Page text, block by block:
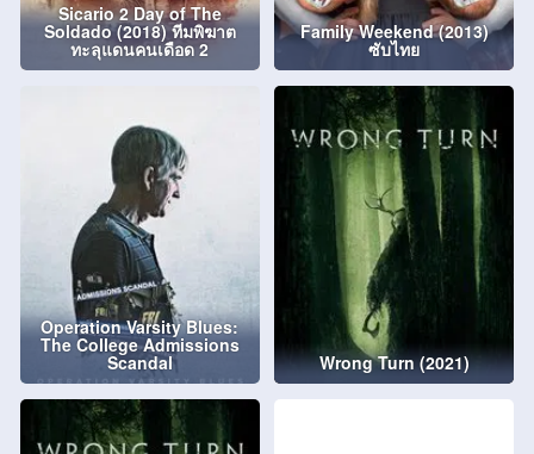
Sicario 2 Day of The
Soldado (2018) ทีมพิฆาต
ทะลุแดนคนเดือด 2
Family Weekend (2013)
ซับไทย
Operation Varsity Blues:
The College Admissions
Scandal Wrong Turn (2021)